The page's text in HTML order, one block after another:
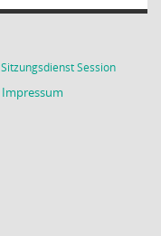
SitzungsdienstSession(Wird in
Impressum